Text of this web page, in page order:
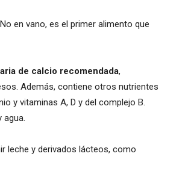
en vano, es el primer alimento que
de calcio recomendada,
Además, contiene otros nutrientes
y vitaminas A, D y del complejo B.
agua.
leche y derivados lácteos, como